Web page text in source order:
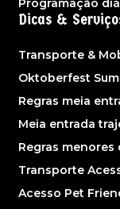
Programação
Dicas &
Transporte &
Oktoberfest
Regras meia
Meia entrada
Regras menores
Transporte
Acesso Pet